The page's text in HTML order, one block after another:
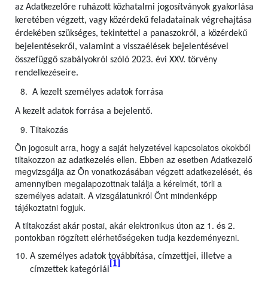
az Adatkezelőre ruházott közhatalmi jogosítványok gyakorlása
keretében végzett, vagy közérdekű feladatainak végrehajtása
érdekében szükséges, tekintettel a panaszokról, a közérdekű
bejelentésekről, valamint a visszaélések bejelentésével
összefüggő szabályokról szóló 2023. évi XXV. törvény
rendelkezéseire.
A kezelt személyes adatok forrása
A kezelt adatok forrása a bejelentő.
Tiltakozás
Ön jogosult arra, hogy a saját helyzetével kapcsolatos okokból
tiltakozzon az adatkezelés ellen. Ebben az esetben Adatkezelő
megvizsgálja az Ön vonatkozásában végzett adatkezelését, és
amennyiben megalapozottnak találja a kérelmét, törli a
személyes adatait. A vizsgálatunkról Önt mindenképp
tájékoztatni fogjuk.
A tiltakozást akár postai, akár elektronikus úton az 1. és 2.
pontokban rögzített elérhetőségeken tudja kezdeményezni.
A személyes adatok továbbítása, címzettjei, illetve a
címzettek kategóriái
[1]